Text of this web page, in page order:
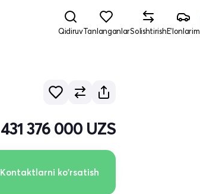
QidiruvTanlanganlarSolishtirishE'lonlarim
431 376 000 UZS
Kontaktlarni ko'rsatish